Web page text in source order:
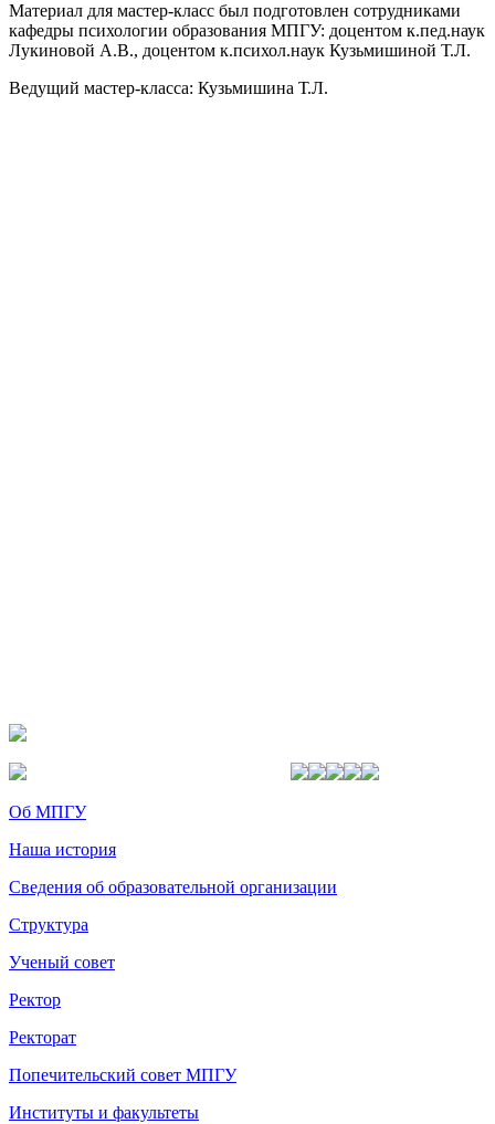
Материал для мастер-класс был подготовлен сотрудниками
кафедры психологии образования МПГУ: доцентом к.пед.наук
Лукиновой А.В., доцентом к.психол.наук Кузьмишиной Т.Л.
Ведущий мастер-класса: Кузьмишина Т.Л.
Об МПГУ
Наша история
Сведения об образовательной организации
Структура
Ученый совет
Ректор
Ректорат
Попечительский совет МПГУ
Институты и факультеты